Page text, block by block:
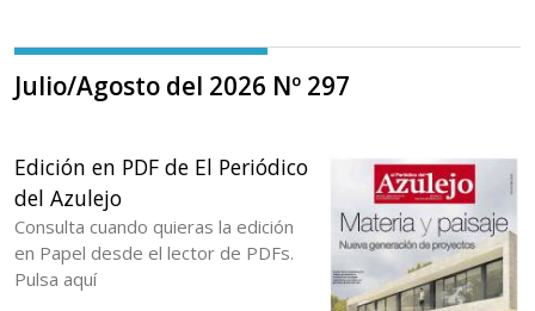
Julio/Agosto del 2026 Nº 297
Edición en PDF de El Periódico
del Azulejo
Consulta cuando quieras la edición
en Papel desde el lector de PDFs.
Pulsa aquí